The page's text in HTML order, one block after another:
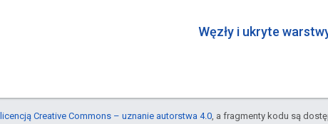
Węzły i ukryte
licencją Creative Commons – uznanie autorstwa 4.0, a fragmenty kodu są